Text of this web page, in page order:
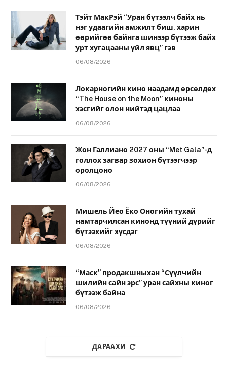
Тэйт МакРэй “Уран бүтээлч байх нь
нэг удаагийн амжилт биш, харин
өөрийгөө байнга шинээр бүтээж байх
урт хугацааны үйл явц” гэв
06/08/2026
Локарногийн кино наадамд өрсөлдөх
“The House on the Moon” киноны
хэсгийг олон нийтэд цацлаа
06/08/2026
Жон Галлиано 2027 оны “Met Gala”-д
голлох загвар зохион бүтээгчээр
оролцоно
06/08/2026
Мишель Йео Ёко Оногийн тухай
намтарчилсан кинонд түүний дүрийг
бүтээхийг хүсдэг
06/08/2026
“Маск” продакшныхан “Сүүлчийн
шилийн сайн эрс” уран сайхны киног
бүтээж байна
06/08/2026
ДАРААХИ